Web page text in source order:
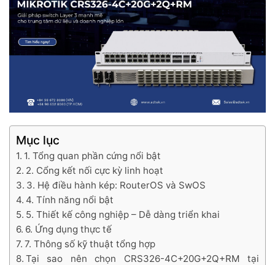
Mục lục
1. Tổng quan phần cứng nổi bật
2. Cổng kết nối cực kỳ linh hoạt
3. Hệ điều hành kép: RouterOS và SwOS
4. Tính năng nổi bật
5. Thiết kế công nghiệp – Dễ dàng triển khai
6. Ứng dụng thực tế
7. Thông số kỹ thuật tổng hợp
Tại sao nên chọn CRS326-4C+20G+2Q+RM tại